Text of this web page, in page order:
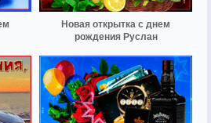
Новая открытка с днем
рождения Руслан